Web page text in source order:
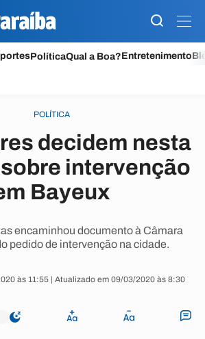
PolíticaQual a Boa?Entretenimento
POLÍTICA
decidem nesta
intervenção
Bayeux
encaminhou documento à Câmara
pedido de intervenção na cidade.
às 11:55 | Atualizado em 09/03/2020 às 8:30